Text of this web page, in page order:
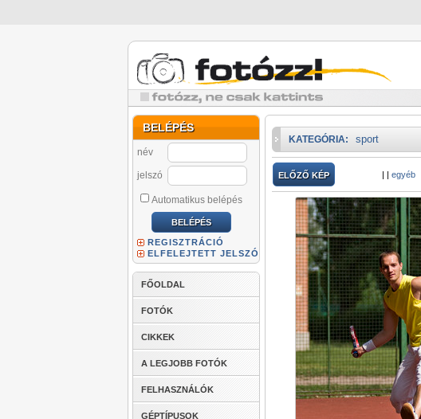
BELÉPÉS
név
jelszó
Automatikus belépés
REGISZTRÁCIÓ
ELFELEJTETT JELSZÓ
FŐOLDAL
FOTÓK
CIKKEK
A LEGJOBB FOTÓK
FELHASZNÁLÓK
GÉPTÍPUSOK
KATEGÓRIA: sport
ELŐZŐ KÉP | | egyéb